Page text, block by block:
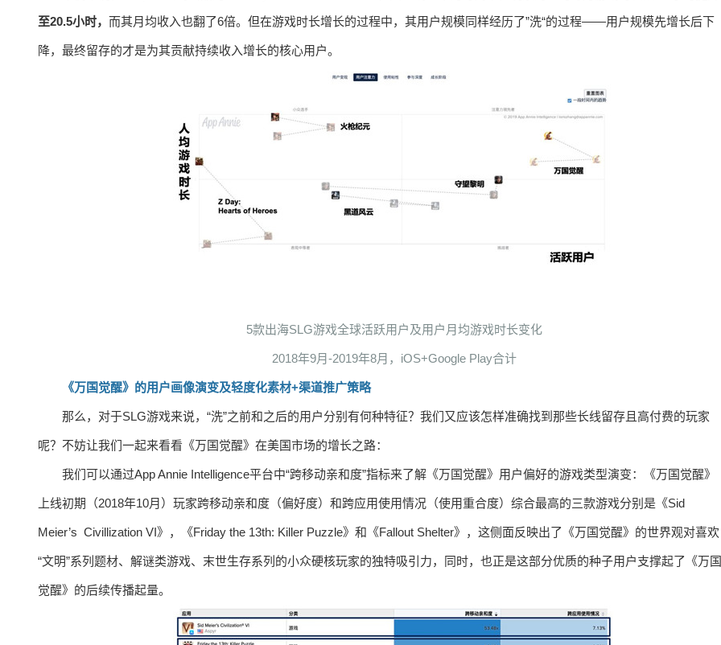
至20.5小时， 而其月均收入也翻了6倍。但在游戏时长增长的过程中，其用户规模同样经历了”洗“的过程——用户规模先增长后下
降，最终留存的才是为其贡献持续收入增长的核心用户。
5款出海SLG游戏全球活跃用户及用户月均游戏时长变化
2018年9月-2019年8月，iOS+Google Play合计
《万国觉醒》的用户画像演变及轻度化素材+渠道推广策略
那么，对于SLG游戏来说，“洗”之前和之后的用户分别有何种特征？我们又应该怎样准确找到那些长线留存且高付费的玩家
呢？不妨让我们一起来看看《万国觉醒》在美国市场的增长之路：
我们可以通过App Annie Intelligence平台中“跨移动亲和度”指标来了解《万国觉醒》用户偏好的游戏类型演变：《万国觉醒》
上线初期（2018年10月）玩家跨移动亲和度（偏好度）和跨应用使用情况（使用重合度）综合最高的三款游戏分别是《Sid
Meier’s Civillization VI》，《Friday the 13th: Killer Puzzle》和《Fallout Shelter》，这侧面反映出了《万国觉醒》的世界观对喜欢
“文明”系列题材、解谜类游戏、末世生存系列的小众硬核玩家的独特吸引力，同时，也正是这部分优质的种子用户支撑起了《万国
觉醒》的后续传播起量。